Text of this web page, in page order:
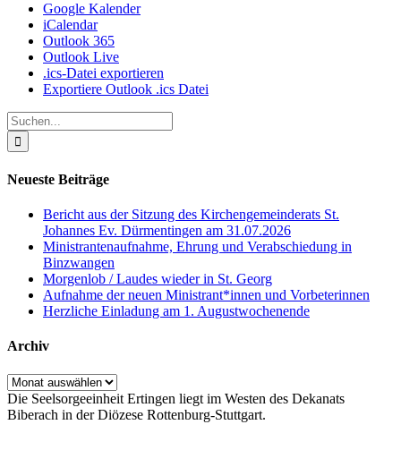
Google Kalender
iCalendar
Outlook 365
Outlook Live
.ics-Datei exportieren
Exportiere Outlook .ics Datei
Suche
nach:
Neueste Beiträge
Bericht aus der Sitzung des Kirchengemeinderats St.
Johannes Ev. Dürmentingen am 31.07.2026
Ministrantenaufnahme, Ehrung und Verabschiedung in
Binzwangen
Morgenlob / Laudes wieder in St. Georg
Aufnahme der neuen Ministrant*innen und Vorbeterinnen
Herzliche Einladung am 1. Augustwochenende
Archiv
Archiv
Die Seelsorgeeinheit Ertingen liegt im Westen des Dekanats
Biberach in der Diözese Rottenburg-Stuttgart.